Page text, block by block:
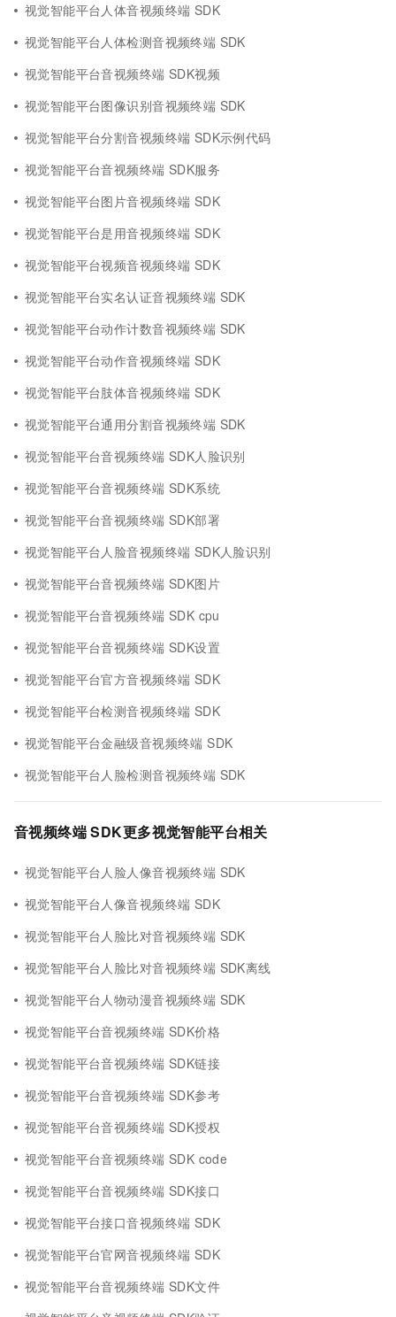
视觉智能平台人体音视频终端 SDK
视觉智能平台人体检测音视频终端 SDK
视觉智能平台音视频终端 SDK视频
视觉智能平台图像识别音视频终端 SDK
视觉智能平台分割音视频终端 SDK示例代码
视觉智能平台音视频终端 SDK服务
视觉智能平台图片音视频终端 SDK
视觉智能平台是用音视频终端 SDK
视觉智能平台视频音视频终端 SDK
视觉智能平台实名认证音视频终端 SDK
视觉智能平台动作计数音视频终端 SDK
视觉智能平台动作音视频终端 SDK
视觉智能平台肢体音视频终端 SDK
视觉智能平台通用分割音视频终端 SDK
视觉智能平台音视频终端 SDK人脸识别
视觉智能平台音视频终端 SDK系统
视觉智能平台音视频终端 SDK部署
视觉智能平台人脸音视频终端 SDK人脸识别
视觉智能平台音视频终端 SDK图片
视觉智能平台音视频终端 SDK cpu
视觉智能平台音视频终端 SDK设置
视觉智能平台官方音视频终端 SDK
视觉智能平台检测音视频终端 SDK
视觉智能平台金融级音视频终端 SDK
视觉智能平台人脸检测音视频终端 SDK
音视频终端 SDK更多视觉智能平台相关
视觉智能平台人脸人像音视频终端 SDK
视觉智能平台人像音视频终端 SDK
视觉智能平台人脸比对音视频终端 SDK
视觉智能平台人脸比对音视频终端 SDK离线
视觉智能平台人物动漫音视频终端 SDK
视觉智能平台音视频终端 SDK价格
视觉智能平台音视频终端 SDK链接
视觉智能平台音视频终端 SDK参考
视觉智能平台音视频终端 SDK授权
视觉智能平台音视频终端 SDK code
视觉智能平台音视频终端 SDK接口
视觉智能平台接口音视频终端 SDK
视觉智能平台官网音视频终端 SDK
视觉智能平台音视频终端 SDK文件